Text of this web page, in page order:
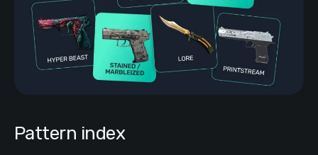
Pattern index